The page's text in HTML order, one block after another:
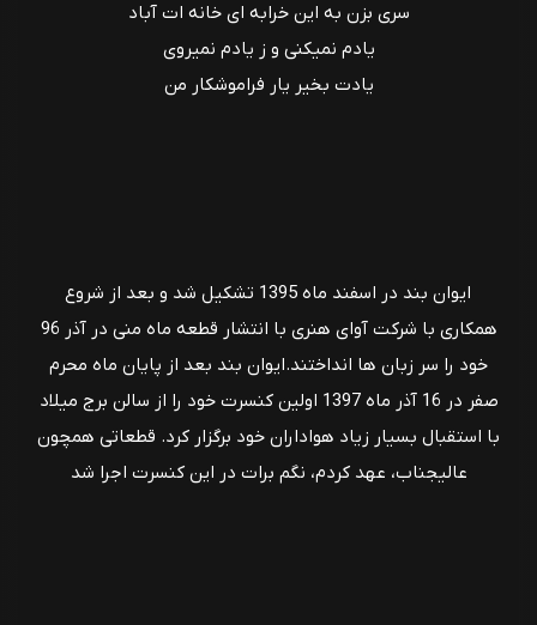
سری بزن به این خرابه ای خانه ات آباد
یادم نمیکنی و ز یادم نمیروی
یادت بخیر یار فراموشکار من
ایوان بند در اسفند ماه 1395 تشکیل شد و بعد از شروع
همکاری با شرکت آوای هنری با انتشار قطعه ماه منی در آذر 96
خود را سر زبان ها انداختند.ایوان بند بعد از پایان ماه محرم
صفر در 16 آذر ماه 1397 اولین کنسرت خود را از سالن برج میلاد
با استقبال بسیار زیاد هواداران خود برگزار کرد. قطعاتی همچون
عالیجناب، عهد کردم، نگم برات در این کنسرت اجرا شد